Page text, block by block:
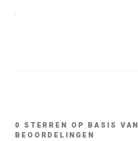
.
0 STERREN OP BASIS VAN
BEOORDELINGEN